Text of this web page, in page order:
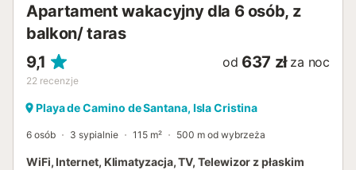
Apartament wakacyjny dla 6 osób, z
balkon/ taras
9,1
22 recenzje
od 637 zł za noc
Playa de Camino de Santana, Isla Cristina
6 osób 3 sypialnie 115 m² 500 m od wybrzeża
WiFi, Internet, Klimatyzacja, TV, Telewizor z płaskim